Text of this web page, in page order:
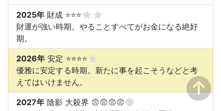
2025年 財成 ⭐⭐⭐
財運が強い時期。やることすべてがお金になる絶好
期。
2026年 安定 ⭐⭐⭐⭐
優雅に安定する時期。新たに事を起こそうなどと考
えてはいけません。
2027年 陰影 大殺界 😨😨😨😨